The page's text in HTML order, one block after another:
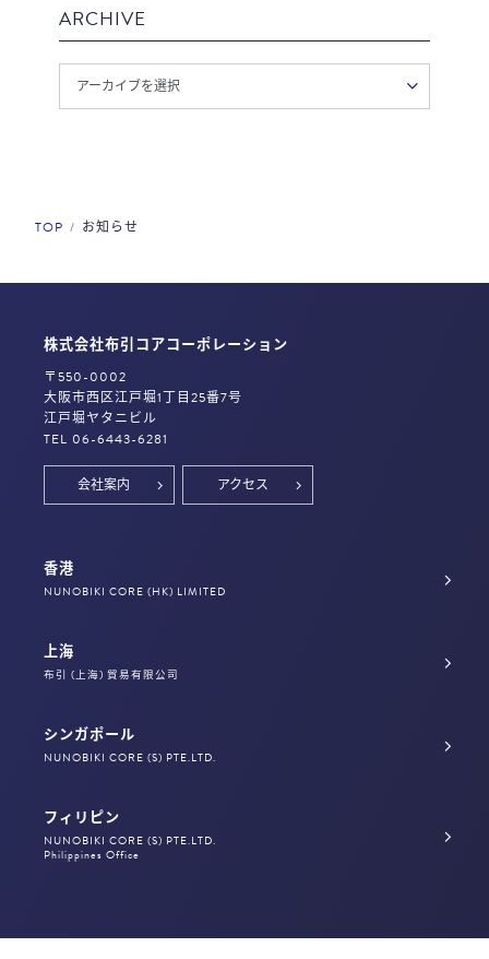
ARCHIVE
TOP お知らせ
株式会社布引コアコーポレーション
〒550-0002
大阪市西区江戸堀1丁目25番7号
江戸堀ヤタニビル
TEL 06-6443-6281
会社案内 アクセス
香港
NUNOBIKI CORE (HK) LIMITED
上海
布引 (上海) 貿易有限公司
シンガポール
NUNOBIKI CORE (S) PTE.LTD.
フィリピン
NUNOBIKI CORE (S) PTE.LTD.
Philippines Office